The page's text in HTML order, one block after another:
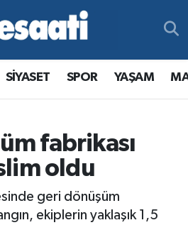
SİYASET SPOR YAŞAM
fabrikası
oldu
geri dönüşüm
ekiplerin yaklaşık 1,5
ve Fikstür